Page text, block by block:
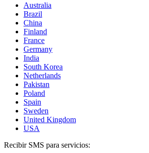
Australia
Brazil
China
Finland
France
Germany
India
South Korea
Netherlands
Pakistan
Poland
Spain
Sweden
United Kingdom
USA
Recibir SMS para servicios: